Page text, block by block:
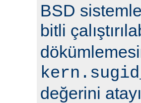
BSD
bitli
değerini